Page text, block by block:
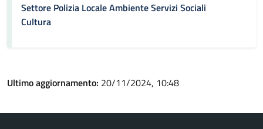
Settore Polizia Locale Ambiente Servizi Sociali
Cultura
Ultimo aggiornamento: 20/11/2024, 10:48